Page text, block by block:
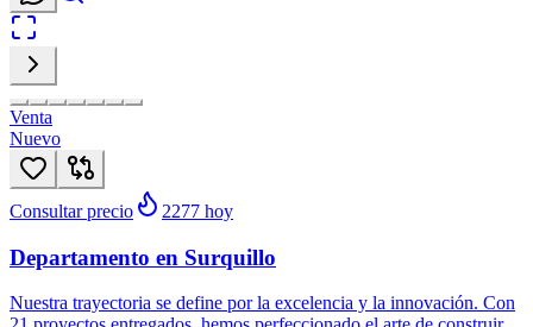
Venta
Nuevo
Consultar precio 2277 hoy
Departamento en Surquillo
Nuestra trayectoria se define por la excelencia y la innovación. Con